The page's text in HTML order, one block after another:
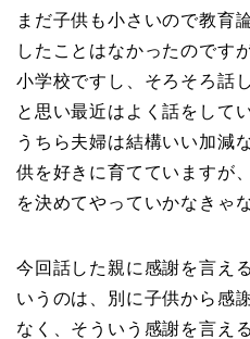
まだ子供も小さいので教育
したことはなかったのです
小学校ですし、そろそろ話
と思い最近はよく話をして
うちら夫婦は結構いい加減
供を好きに育てていますが
を決めてやっていかなきゃ
今回話した親に感謝を言え
いうのは、別に子供から感
なく、そういう感謝を言え